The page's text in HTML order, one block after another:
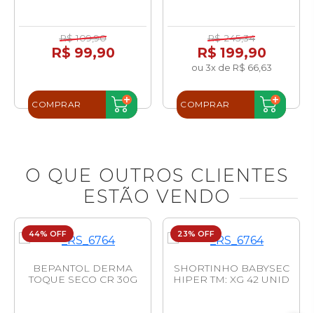
R$ 109,90
R$ 99,90
COMPRAR
R$ 245,34
R$ 199,90
ou 3x de R$ 66,63
COMPRAR
O QUE OUTROS CLIENTES
ESTÃO VENDO
44% OFF
BEPANTOL DERMA
TOQUE SECO CR 30G
23% OFF
SHORTINHO BABYSEC
HIPER TM: XG 42 UNID